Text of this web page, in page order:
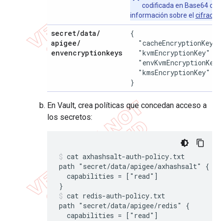
codificada en Base64
información sobre el cifrado
secret/data/
apigee/
envencryptionkeys
{
"kvmEncryptionKey":
"kmsEncryptionKey":
}
En Vault, crea políticas que concedan acceso a
los secretos:
cat axhashsalt-auth-policy.txt
path "secret/data/apigee/axhashsalt" {
  capabilities = ["read"]
}
cat redis-auth-policy.txt
path "secret/data/apigee/redis" {
  capabilities = ["read"]